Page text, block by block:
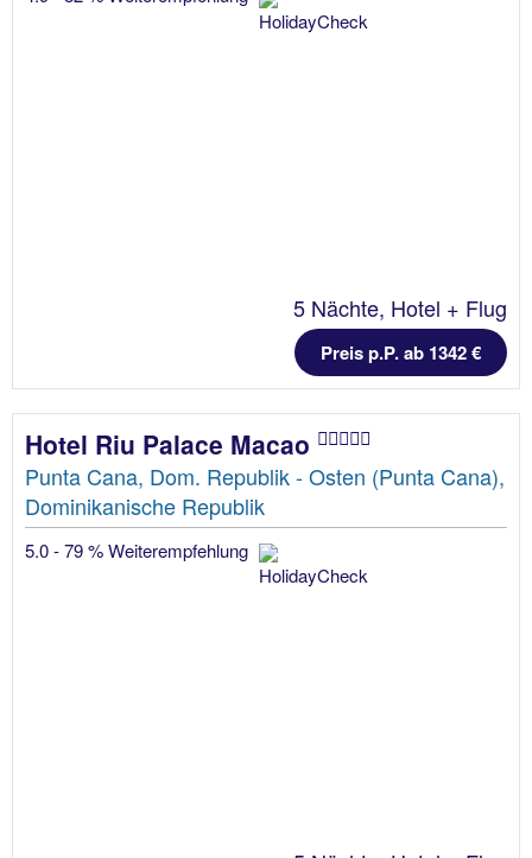
5 Nächte, Hotel + Flug
Preis p.P. ab 1342 €
Hotel Riu Palace Macao
Punta Cana, Dom. Republik - Osten (Punta Cana),
Dominikanische Republik
5.0 - 79 % Weiterempfehlung